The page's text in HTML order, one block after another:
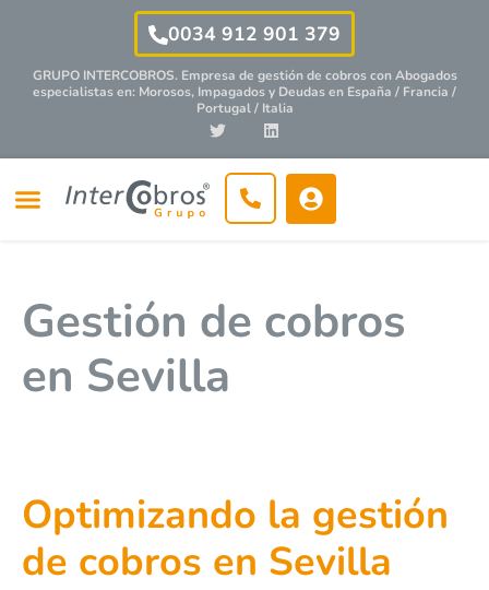
0034 912 901 379
GRUPO INTERCOBROS. Empresa de gestión de cobros conAbogados
especialistasen: Morosos, Impagados y Deudas en España / Francia /
Portugal / Italia
Gestión de cobros
en Sevilla
Optimizando la gestión
de cobros en Sevilla